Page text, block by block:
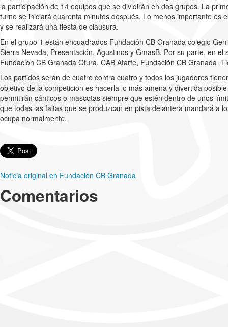
la participación de 14 equipos que se dividirán en dos grupos. La
turno se iniciará cuarenta minutos después. Lo menos importante
y se realizará una fiesta de clausura.
En el grupo 1 están encuadrados Fundación CB Granada colegio
Sierra Nevada, Presentación, Agustinos y GmasB. Por su parte, en
Fundación CB Granada Otura, CAB Atarfe, Fundación CB Granada
Los partidos serán de cuatro contra cuatro y todos los jugadores
objetivo de la competición es hacerla lo más amena y divertida
permitirán cánticos o mascotas siempre que estén dentro de unos
que todas las faltas que se produzcan en pista delantera mandará a
ocupa normalmente.
Noticia original en Fundación CB Granada
Comentarios